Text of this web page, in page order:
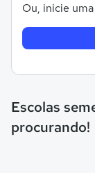
Ou, inicie
Escolas
procurando!